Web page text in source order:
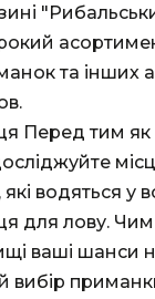
та інших
Перед тим
водяться у
для лову.
ваші шанси
вибір